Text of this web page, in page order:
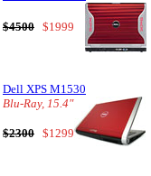
$4500 $1999
Dell XPS M1530
Blu-Ray, 15.4"
$2300 $1299